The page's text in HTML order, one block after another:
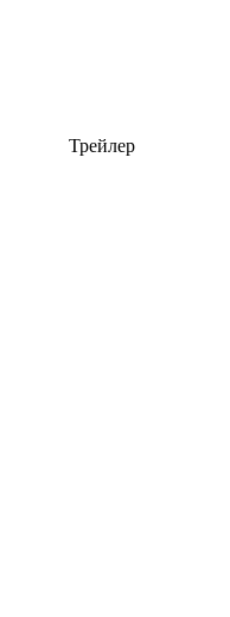
Трейлер